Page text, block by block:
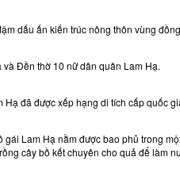
dấu ấn kiến trúc nông thôn vùng
Đền thờ 10 nữ dân quân Lam Hạ.
Hạ đã được xếp hạng di tích cấp quốc
Lam Hạ nằm được bao phủ trong
cây bồ kết chuyên cho quả để làm